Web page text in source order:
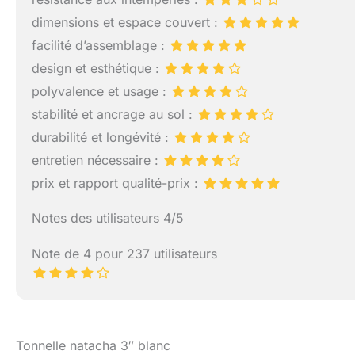
livrée avec un
CÔTÉS
dimensions et espace couvert :
facilité d’assemblage :
design et esthétique :
polyvalence et usage :
stabilité et ancrage au sol :
durabilité et longévité :
entretien nécessaire :
prix et rapport qualité-prix :
Notes des utilisateurs 4/5
Note de 4 pour 237 utilisateurs
Tonnelle natacha 3″ blanc